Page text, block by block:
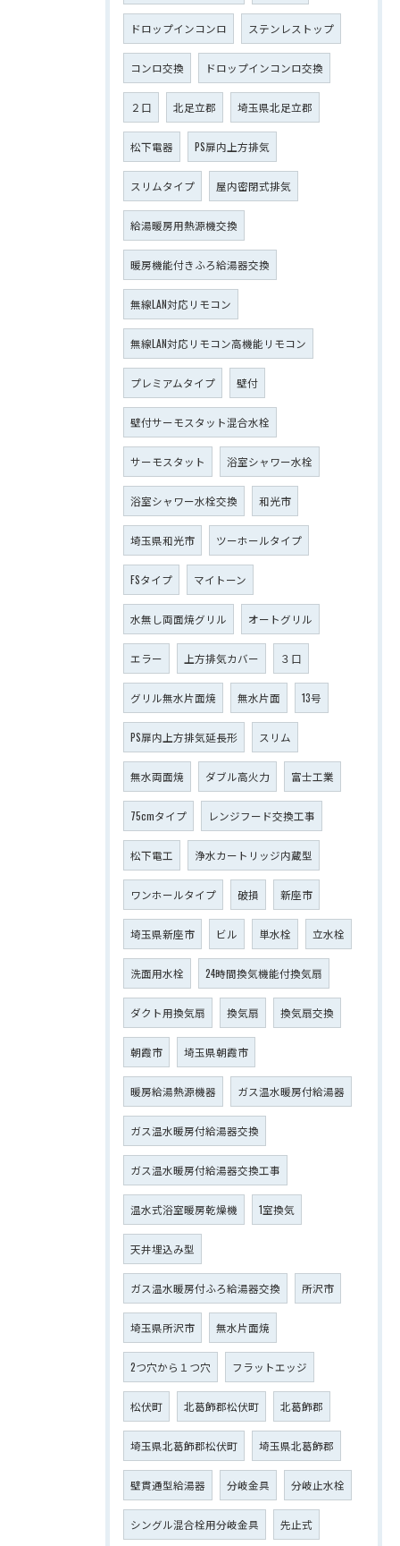
ドロップインコンロ ステンレストップ
コンロ交換 ドロップインコンロ交換
２口 北足立郡 埼玉県北足立郡
松下電器 PS扉内上方排気
スリムタイプ 屋内密閉式排気
給湯暖房用熱源機交換
暖房機能付きふろ給湯器交換
無線LAN対応リモコン
無線LAN対応リモコン高機能リモコン
プレミアムタイプ 壁付
壁付サーモスタット混合水栓
サーモスタット 浴室シャワー水栓
浴室シャワー水栓交換 和光市
埼玉県和光市 ツーホールタイプ
FSタイプ マイトーン
水無し両面焼グリル オートグリル
エラー 上方排気カバー ３口
グリル無水片面焼 無水片面 13号
PS扉内上方排気延長形 スリム
無水両面焼 ダブル高火力 富士工業
75cmタイプ レンジフード交換工事
松下電工 浄水カートリッジ内蔵型
ワンホールタイプ 破損 新座市
埼玉県新座市 ビル 単水栓 立水栓
洗面用水栓 24時間換気機能付換気扇
ダクト用換気扇 換気扇 換気扇交換
朝霞市 埼玉県朝霞市
暖房給湯熱源機器 ガス温水暖房付給湯器
ガス温水暖房付給湯器交換
ガス温水暖房付給湯器交換工事
温水式浴室暖房乾燥機 1室換気
天井埋込み型
ガス温水暖房付ふろ給湯器交換 所沢市
埼玉県所沢市 無水片面焼
2つ穴から１つ穴 フラットエッジ
松伏町 北葛飾郡松伏町 北葛飾郡
埼玉県北葛飾郡松伏町 埼玉県北葛飾郡
壁貫通型給湯器 分岐金具 分岐止水栓
シングル混合栓用分岐金具 先止式